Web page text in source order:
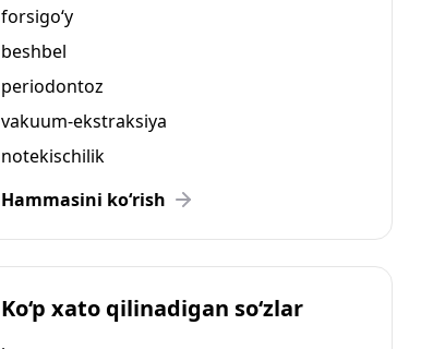
forsigo‘y
beshbel
periodontoz
vakuum-ekstraksiya
notekischilik
Hammasini ko‘rish
Ko‘p xato qilinadigan so‘zlar